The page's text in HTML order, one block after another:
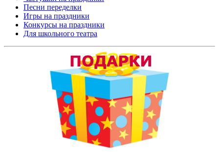
Песни переделки
Игры на праздники
Конкурсы на праздники
Для школьного театра